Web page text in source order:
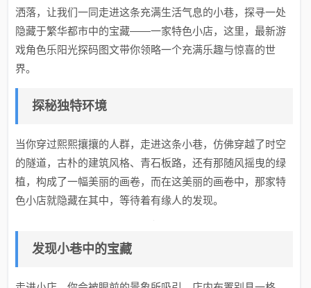
洒落，让我们一同走进这条充满生活气息的小巷，探寻一处
隐藏于繁华都市中的宝藏——一家特色小店，这里，最新游
戏角色乐阳光探码图文带你领略一个充满乐趣与惊喜的世
界。
探秘独特环境
当你穿过熙熙攘攘的人群，走进这条小巷，仿佛穿越了时空
的隧道，古朴的建筑风格、青石板路，还有那随风摇曳的绿
植，构成了一幅美丽的画卷，而在这美丽的画卷中，那家特
色小店就隐藏在其中，等待着有缘人的发现。
发现小巷中的宝藏